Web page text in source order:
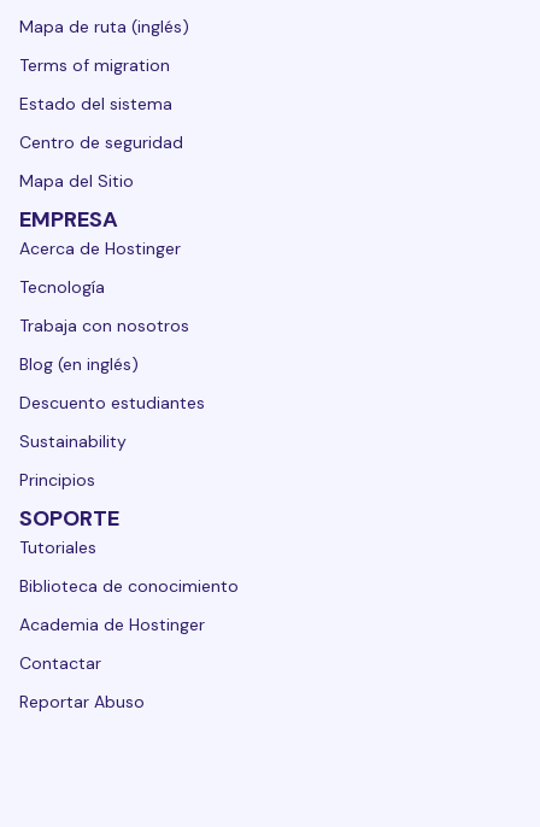
Mapa de ruta (inglés)
Terms of migration
Estado del sistema
Centro de seguridad
Mapa del Sitio
EMPRESA
Acerca de Hostinger
Tecnología
Trabaja con nosotros
Blog (en inglés)
Descuento estudiantes
Sustainability
Principios
SOPORTE
Tutoriales
Biblioteca de conocimiento
Academia de Hostinger
Contactar
Reportar Abuso